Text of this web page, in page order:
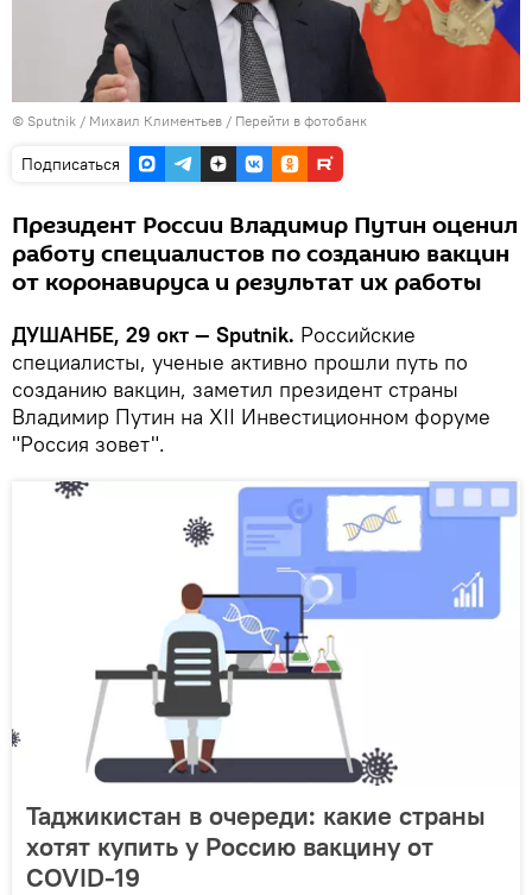
© Sputnik / Михаил Климентьев / Перейти в фотобанк
Подписаться
Президент России Владимир Путин оценил
работу специалистов по созданию вакцин
от коронавируса и результат их работы
ДУШАНБЕ, 29 окт — Sputnik. Российские
специалисты, ученые активно прошли путь по
созданию вакцин, заметил президент страны
Владимир Путин на XII Инвестиционном форуме
"Россия зовет".
Таджикистан в очереди: какие страны
хотят купить у Россию вакцину от
COVID-19